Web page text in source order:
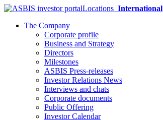
Locations International
The Company
Corporate profile
Business and Strategy
Directors
Milestones
ASBIS Press-releases
Investor Relations News
Interviews and chats
Corporate documents
Public Offering
Investor Calendar